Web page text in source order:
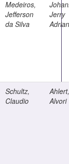
Medeiros,
Jefferson
da Silva
Jerry
Schultz,
Claudio
Ahlert,
Alvori